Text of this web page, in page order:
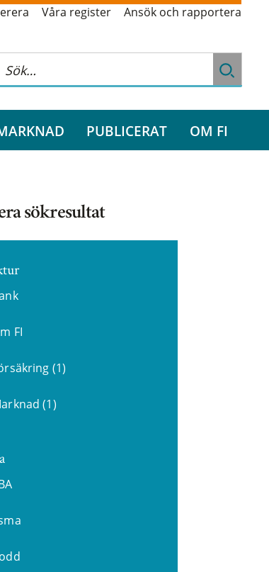
Våra register Ansök och rapportera
PUBLICERAT OM FI
sökresultat
FI
(1)
(1)